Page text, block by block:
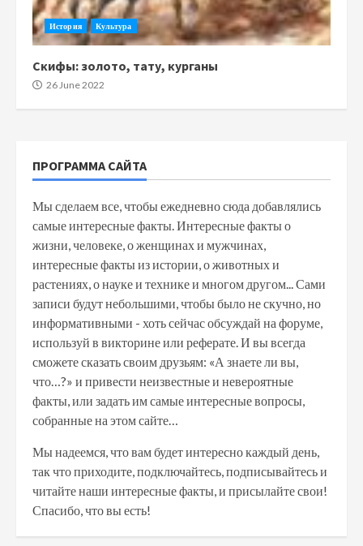
История Культура
Скифы: золото, тату, курганы
26 June 2022
ПРОГРАММА САЙТА
Мы сделаем все, чтобы ежедневно сюда добавлялись
самые интересные факты. Интересные факты о
жизни, человеке, о женщинах и мужчинах,
интересные факты из истории, о животных и
растениях, о науке и технике и многом другом... Сами
записи будут небольшими, чтобы было не скучно, но
информативными - хоть сейчас обсуждай на форуме,
используй в викторине или реферате. И вы всегда
сможете сказать своим друзьям: «А знаете ли вы,
что…?» и привести неизвестные и невероятные
факты, или задать им самые интересные вопросы,
собранные на этом сайте…
Мы надеемся, что вам будет интересно каждый день,
так что приходите, подключайтесь, подписывайтесь и
читайте наши интересные факты, и присылайте свои!
Спасибо, что вы есть!